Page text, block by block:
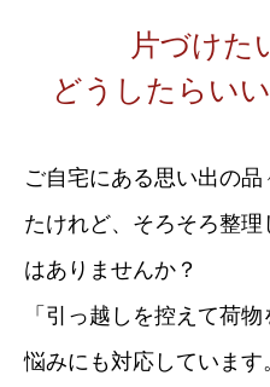
片づけた
どうしたらい
ご自宅にある思い出の
たけれど、そろそろ整
はありませんか？
「引っ越しを控えて荷
悩みにも対応しています